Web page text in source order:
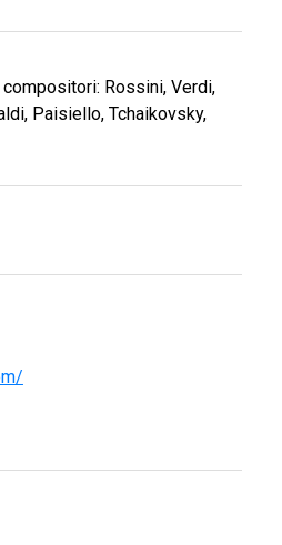
Rossini, Verdi,
Paisiello, Tchaikovsky,